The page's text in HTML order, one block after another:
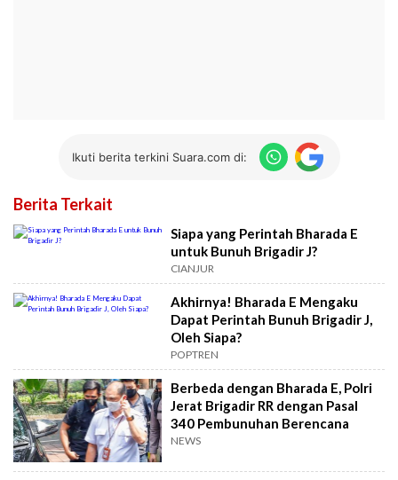
Ikuti berita terkini Suara.com di:
Berita Terkait
Siapa yang Perintah Bharada E
untuk Bunuh Brigadir J?
CIANJUR
Akhirnya! Bharada E Mengaku
Dapat Perintah Bunuh Brigadir J,
Oleh Siapa?
POPTREN
Berbeda dengan Bharada E, Polri
Jerat Brigadir RR dengan Pasal
340 Pembunuhan Berencana
NEWS